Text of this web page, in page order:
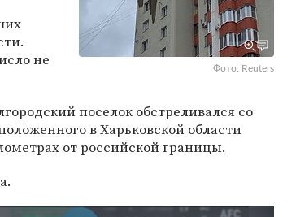
Фото: Reuters
не
поселок обстреливался со
в Харьковской области
от российской границы.